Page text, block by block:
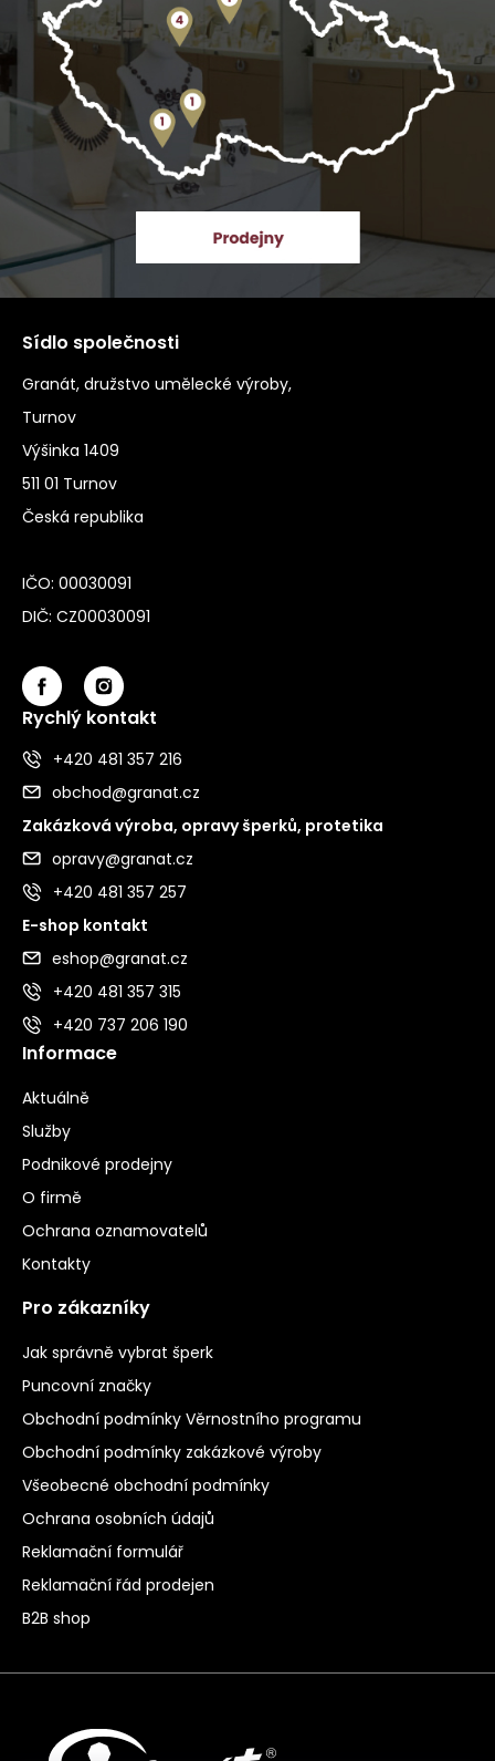
Sídlo společnosti
Granát, družstvo umělecké výroby,
Turnov
Výšinka 1409
511 01 Turnov
Česká republika
IČO: 00030091
DIČ: CZ00030091
Rychlý kontakt
+420 481 357 216
obchod@granat.cz
Zakázková výroba, opravy šperků, protetika
opravy@granat.cz
+420 481 357 257
E-shop kontakt
eshop@granat.cz
+420 481 357 315
+420 737 206 190
Informace
Aktuálně
Služby
Podnikové prodejny
O firmě
Ochrana oznamovatelů
Kontakty
Pro zákazníky
Jak správně vybrat šperk
Puncovní značky
Obchodní podmínky Věrnostního programu
Obchodní podmínky zakázkové výroby
Všeobecné obchodní podmínky
Ochrana osobních údajů
Reklamační formulář
Reklamační řád prodejen
B2B shop